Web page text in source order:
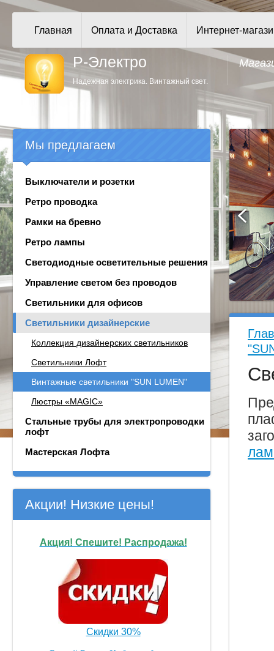
Главная Оплата и Доставка Интернет-
Р-Электро
Надежная электрика. Винтажный свет.
Мы предлагаем
Выключатели и розетки
Ретро проводка
Рамки на бревно
Ретро лампы
Светодиодные осветительные решения
Управление светом без проводов
Светильники для офисов
Светильники дизайнерские
Коллекция дизайнерских светильников
Светильники Лофт
Винтажные светильники "SUN LUMEN"
Люстры «MAGIC»
Стальные трубы для электропроводки
лофт
Мастерская Лофта
Акции! Низкие цены!
Акция! Спешите! Распродажа!
Скидки 30%